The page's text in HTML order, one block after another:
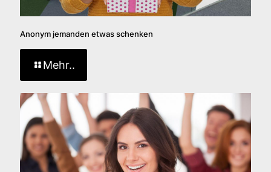
Anonym jemanden etwas schenken
Mehr..